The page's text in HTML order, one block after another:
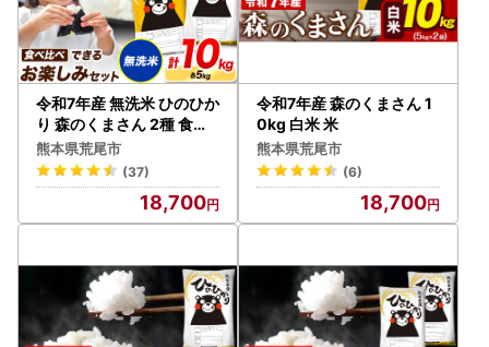
令和7年産 無洗米 ひのひか
り 森のくまさん 2種 食べ
比べ 米 10kg
熊本県荒尾市
(37)
18,700
令和7年産 森のくまさん 1
0kg 白米 米
熊本県荒尾市
(6)
18,700